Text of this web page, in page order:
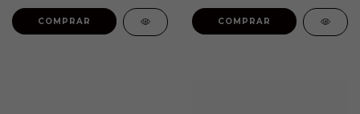
COMPRAR COMPRAR